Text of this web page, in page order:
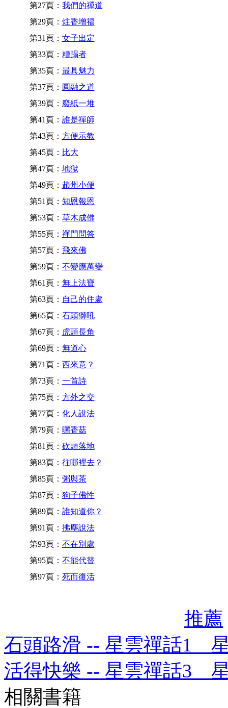
第27頁： 我們的禪道
第29頁： 炷香增福
第31頁： 女子出定
第33頁： 糟蹋者
第35頁： 最具魅力
第37頁： 圓融之道
第39頁： 廢紙一堆
第41頁： 誰是禪師
第43頁： 方便示教
第45頁： 比大
第47頁： 地獄
第49頁： 趙州小便
第51頁： 知恩報恩
第53頁： 草木成佛
第55頁： 禪門問答
第57頁： 飛來佛
第59頁： 不變應萬變
第61頁： 無上法寶
第63頁： 自己的住處
第65頁： 石頭獅吼
第67頁： 虎頭長角
第69頁： 無道心
第71頁： 西來意？
第73頁： 一首詩
第75頁： 方外之交
第77頁： 化人說法
第79頁： 曬香菇
第81頁： 砍頭落地
第83頁： 往哪裡去？
第85頁： 粥與茶
第87頁： 狗子佛性
第89頁： 誰知道你？
第91頁： 拂塵說法
第93頁： 不在別處
第95頁： 不能代替
第97頁： 死而復活
推薦
石頭路滑 -- 星雲禪話1
活得快樂 -- 星雲禪話3
相關書籍